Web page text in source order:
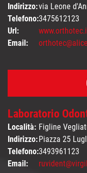
Indirizzo:via Leone
Telefono:3475612123
Url:
Email:
Laboratorio
Località: Figline
Indirizzo:Piazza 25
Telefono:3493961123
Email: